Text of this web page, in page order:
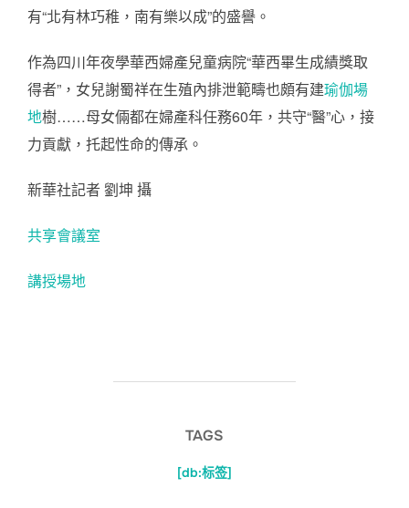
有“北有林巧稚，南有樂以成”的盛譽。
作為四川年夜學華西婦產兒童病院“華西畢生成績獎取
得者”，女兒謝蜀祥在生殖內排泄範疇也頗有建瑜伽場
地樹……母女倆都在婦產科任務60年，共守“醫”心，接
力貢獻，托起性命的傳承。
新華社記者 劉坤 攝
共享會議室
講授場地
TAGS
[db:标签]